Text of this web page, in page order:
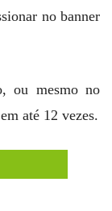
no banner
ou mesmo no
até 12 vezes.